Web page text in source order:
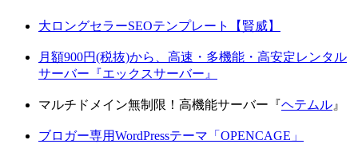
大ロングセラーSEOテンプレート【賢威】
月額900円(税抜)から、高速・多機能・高安定レンタル
サーバー『エックスサーバー』
マルチドメイン無制限！高機能サーバー『ヘテムル 』
ブロガー専用WordPressテーマ「OPENCAGE」